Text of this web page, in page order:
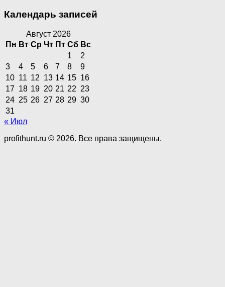
Календарь записей
Август 2026
Пн Вт Ср Чт Пт Сб Вс
1
2
3
4 5 6 7 8
9
10 11 12 13 14 15 16
17 18 19 20 21 22 23
24 25 26 27 28 29 30
31
« Июл
profithunt.ru © 2026. Все права защищены.